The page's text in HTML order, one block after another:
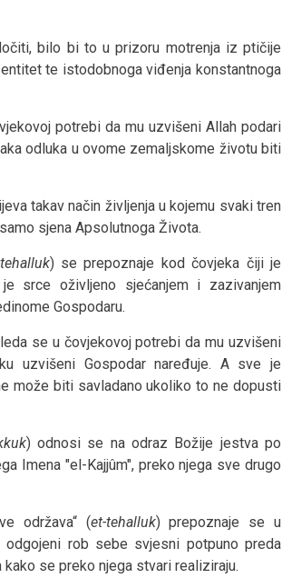
bilo bi to u prizoru motrenja iz ptičije
te istodobnoga viđenja konstantnoga
potrebi da mu uzvišeni Allah podari
odluka u ovome zemaljskome životu biti
takav način življenja u kojemu svaki tren
sjena Apsolutnoga Života.
) se prepoznaje kod čovjeka čiji je
srce oživljeno sjećanjem i zazivanjem
Gospodaru.
se u čovjekovoj potrebi da mu uzvišeni
uzvišeni Gospodar naređuje. A sve je
može biti savladano ukoliko to ne dopusti
) odnosi se na odraz Božije jestva po
Imena "el-Kajjûm", preko njega sve drugo
održava“ (et-tehalluk) prepoznaje se u
rob sebe svjesni potpuno preda
se preko njega stvari realiziraju.